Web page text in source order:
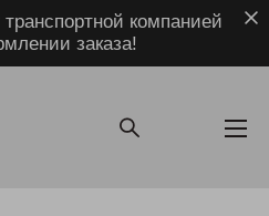
компанией
заказа!